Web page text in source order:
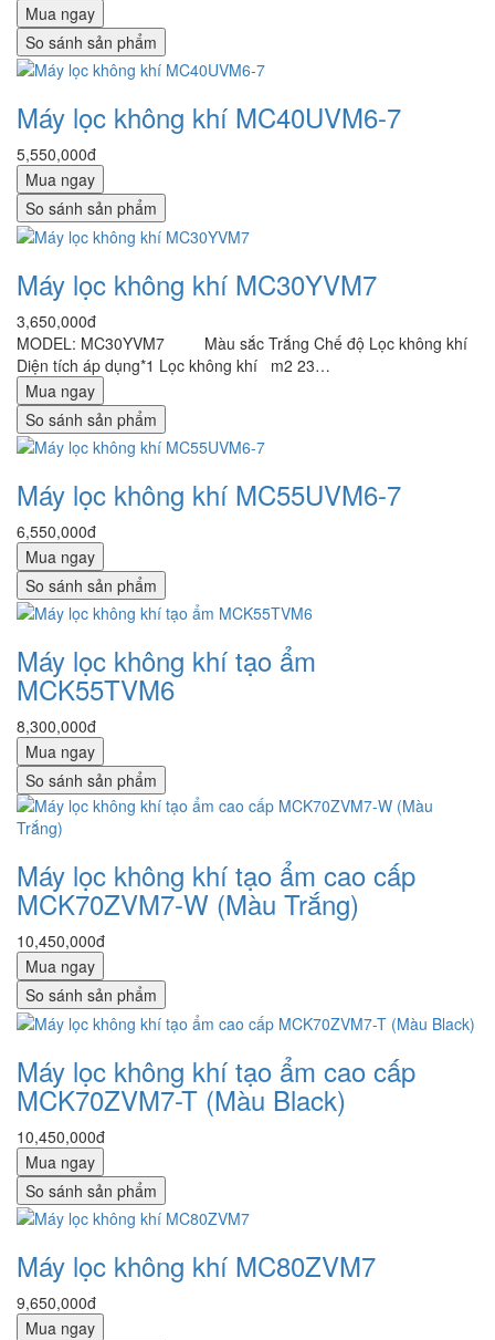
Mua ngay
So sánh sản phẩm
Máy lọc không khí MC40UVM6-7
5,550,000đ
Mua ngay
So sánh sản phẩm
Máy lọc không khí MC30YVM7
3,650,000đ
MODEL: MC30YVM7 Màu sắc Trắng Chế độ Lọc không khí
Diện tích áp dụng*1 Lọc không khí m2 23…
Mua ngay
So sánh sản phẩm
Máy lọc không khí MC55UVM6-7
6,550,000đ
Mua ngay
So sánh sản phẩm
Máy lọc không khí tạo ẩm
MCK55TVM6
8,300,000đ
Mua ngay
So sánh sản phẩm
Máy lọc không khí tạo ẩm cao cấp
MCK70ZVM7-W (Màu Trắng)
10,450,000đ
Mua ngay
So sánh sản phẩm
Máy lọc không khí tạo ẩm cao cấp
MCK70ZVM7-T (Màu Black)
10,450,000đ
Mua ngay
So sánh sản phẩm
Máy lọc không khí MC80ZVM7
9,650,000đ
Mua ngay